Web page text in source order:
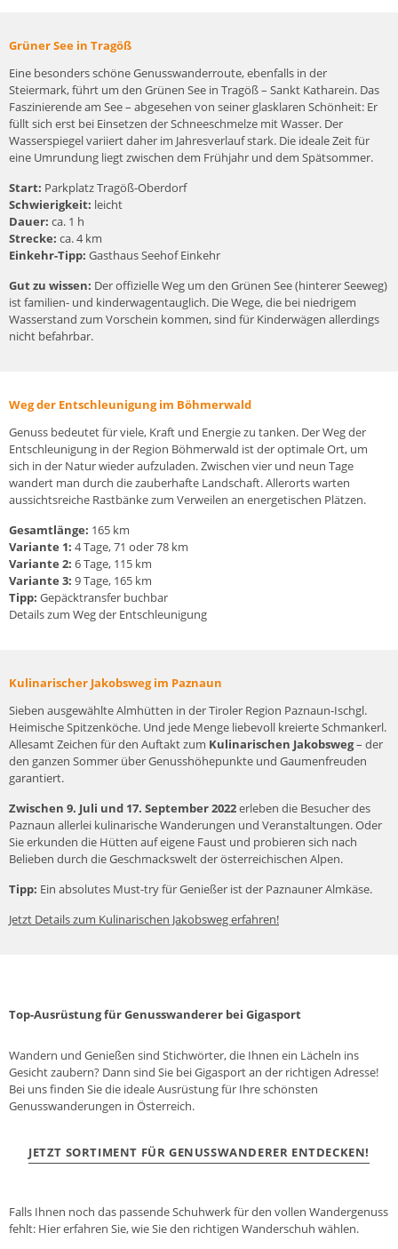
Grüner See in Tragöß
Eine besonders schöne Genusswanderroute, ebenfalls in der
Steiermark, führt um den Grünen See in Tragöß – Sankt Katharein. Das
Faszinierende am See – abgesehen von seiner glasklaren Schönheit: Er
füllt sich erst bei Einsetzen der Schneeschmelze mit Wasser. Der
Wasserspiegel variiert daher im Jahresverlauf stark. Die ideale Zeit für
eine Umrundung liegt zwischen dem Frühjahr und dem Spätsommer.
Start: Parkplatz Tragöß-Oberdorf
Schwierigkeit: leicht
Dauer: ca. 1 h
Strecke: ca. 4 km
Einkehr-Tipp: Gasthaus Seehof Einkehr
Gut zu wissen: Der offizielle Weg um den Grünen See (hinterer Seeweg)
ist familien- und kinderwagentauglich. Die Wege, die bei niedrigem
Wasserstand zum Vorschein kommen, sind für Kinderwägen allerdings
nicht befahrbar.
Weg der Entschleunigung im Böhmerwald
Genuss bedeutet für viele, Kraft und Energie zu tanken. Der Weg der
Entschleunigung in der Region Böhmerwald ist der optimale Ort, um
sich in der Natur wieder aufzuladen. Zwischen vier und neun Tage
wandert man durch die zauberhafte Landschaft. Allerorts warten
aussichtsreiche Rastbänke zum Verweilen an energetischen Plätzen.
Gesamtlänge: 165 km
Variante 1: 4 Tage, 71 oder 78 km
Variante 2: 6 Tage, 115 km
Variante 3: 9 Tage, 165 km
Tipp: Gepäcktransfer buchbar
Details zum Weg der Entschleunigung
Kulinarischer Jakobsweg im Paznaun
Sieben ausgewählte Almhütten in der Tiroler Region Paznaun-Ischgl.
Heimische Spitzenköche. Und jede Menge liebevoll kreierte Schmankerl.
Allesamt Zeichen für den Auftakt zum Kulinarischen Jakobsweg– der
den ganzen Sommer über Genusshöhepunkte und Gaumenfreuden
garantiert.
Zwischen 9. Juli und 17. September 2022erleben die Besucher des
Paznaun allerlei kulinarische Wanderungen und Veranstaltungen. Oder
Sie erkunden die Hütten auf eigene Faust und probieren sich nach
Belieben durch die Geschmackswelt der österreichischen Alpen.
Tipp: Ein absolutes Must-try für Genießer ist der Paznauner Almkäse.
Jetzt Details zum Kulinarischen Jakobsweg erfahren!
Top-Ausrüstung für Genusswanderer bei Gigasport
Wandern und Genießen sind Stichwörter, die Ihnen ein Lächeln ins
Gesicht zaubern? Dann sind Sie bei Gigasport an der richtigen Adresse!
Bei uns finden Sie die ideale Ausrüstung für Ihre schönsten
Genusswanderungen in Österreich.
JETZT SORTIMENT FÜR GENUSSWANDERER ENTDECKEN!
Falls Ihnen noch das passende Schuhwerk für den vollen Wandergenuss
fehlt: Hier erfahren Sie, wie Sieden richtigen Wanderschuh wählen.